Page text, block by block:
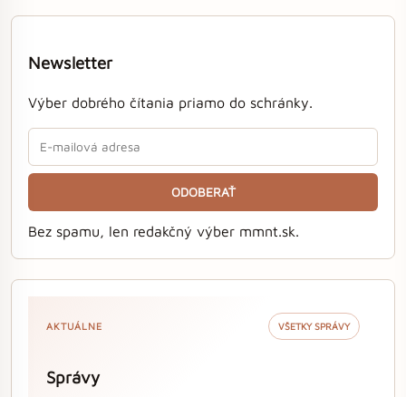
Newsletter
Výber dobrého čítania priamo do schránky.
ODOBERAŤ
Bez spamu, len redakčný výber mmnt.sk.
AKTUÁLNE VŠETKY SPRÁVY
Správy